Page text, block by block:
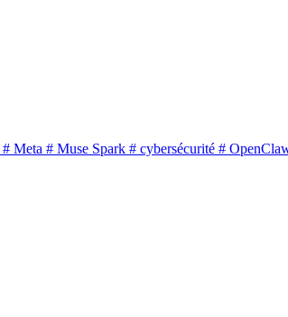
# Meta # Muse Spark # cybersécurité #